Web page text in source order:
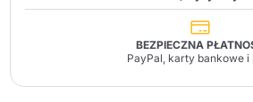
BEZPIECZNA
PayPal, karty bankowe i